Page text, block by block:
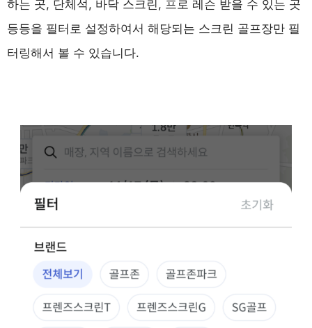
하는 곳, 단체석, 바닥 스크린, 프로 레슨 받을 수 있는 곳
등등을 필터로 설정하여서 해당되는 스크린 골프장만 필
터링해서 볼 수 있습니다.